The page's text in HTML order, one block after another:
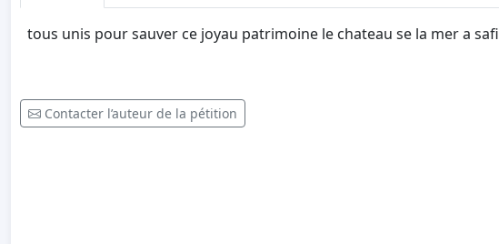
tous unis pour sauver ce joyau patrimoine le chateau se la mer a safi
Contacter l’auteur de la pétition